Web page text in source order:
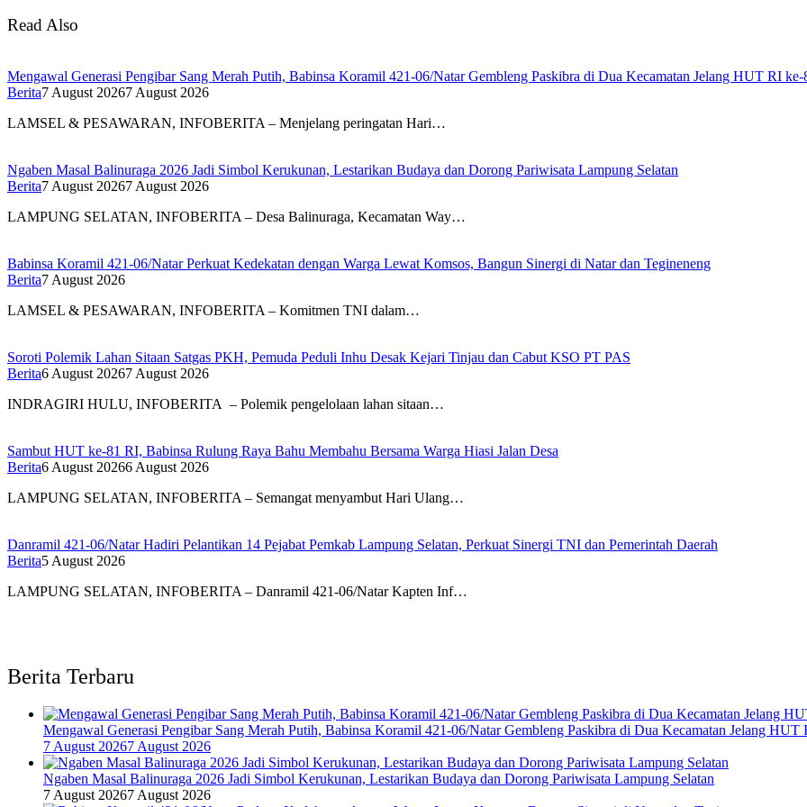
Read Also
Mengawal Generasi Pengibar Sang Merah Putih, Babinsa Koramil 421-06/Natar Gembleng Paskibra di Dua Kecamatan Jelang HUT RI ke-
Berita7 August 20267 August 2026
LAMSEL & PESAWARAN, INFOBERITA – Menjelang peringatan Hari…
Ngaben Masal Balinuraga 2026 Jadi Simbol Kerukunan, Lestarikan Budaya dan Dorong Pariwisata Lampung Selatan
Berita7 August 20267 August 2026
LAMPUNG SELATAN, INFOBERITA – Desa Balinuraga, Kecamatan Way…
Babinsa Koramil 421-06/Natar Perkuat Kedekatan dengan Warga Lewat Komsos, Bangun Sinergi di Natar dan Tegineneng
Berita7 August 2026
LAMSEL & PESAWARAN, INFOBERITA – Komitmen TNI dalam…
Soroti Polemik Lahan Sitaan Satgas PKH, Pemuda Peduli Inhu Desak Kejari Tinjau dan Cabut KSO PT PAS
Berita6 August 20267 August 2026
INDRAGIRI HULU, INFOBERITA – Polemik pengelolaan lahan sitaan…
Sambut HUT ke-81 RI, Babinsa Rulung Raya Bahu Membahu Bersama Warga Hiasi Jalan Desa
Berita6 August 20266 August 2026
LAMPUNG SELATAN, INFOBERITA – Semangat menyambut Hari Ulang…
Danramil 421-06/Natar Hadiri Pelantikan 14 Pejabat Pemkab Lampung Selatan, Perkuat Sinergi TNI dan Pemerintah Daerah
Berita5 August 2026
LAMPUNG SELATAN, INFOBERITA – Danramil 421-06/Natar Kapten Inf…
Berita Terbaru
Mengawal Generasi Pengibar Sang Merah Putih, Babinsa Koramil 421-06/Natar Gembleng Paskibra di Dua Kecamatan Jelang HUT
7 August 20267 August 2026
Ngaben Masal Balinuraga 2026 Jadi Simbol Kerukunan, Lestarikan Budaya dan Dorong Pariwisata Lampung Selatan
7 August 20267 August 2026